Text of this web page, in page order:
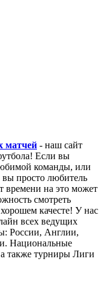
матчей - наш сайт
Если вы
команды, или
вы просто любитель
времени на это может
смотреть
качесте! У нас
всех ведущих
России, Англии,
Национальные
также турниры Лиги